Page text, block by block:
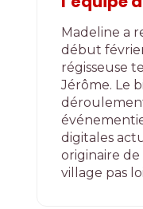
Madeline a
début
régisseuse
Jérôme. Le
digitales
originaire de
village pas